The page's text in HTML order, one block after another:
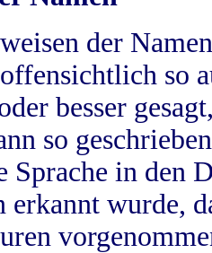
der
so
besser
so
Sprache in
erkannt wurde,